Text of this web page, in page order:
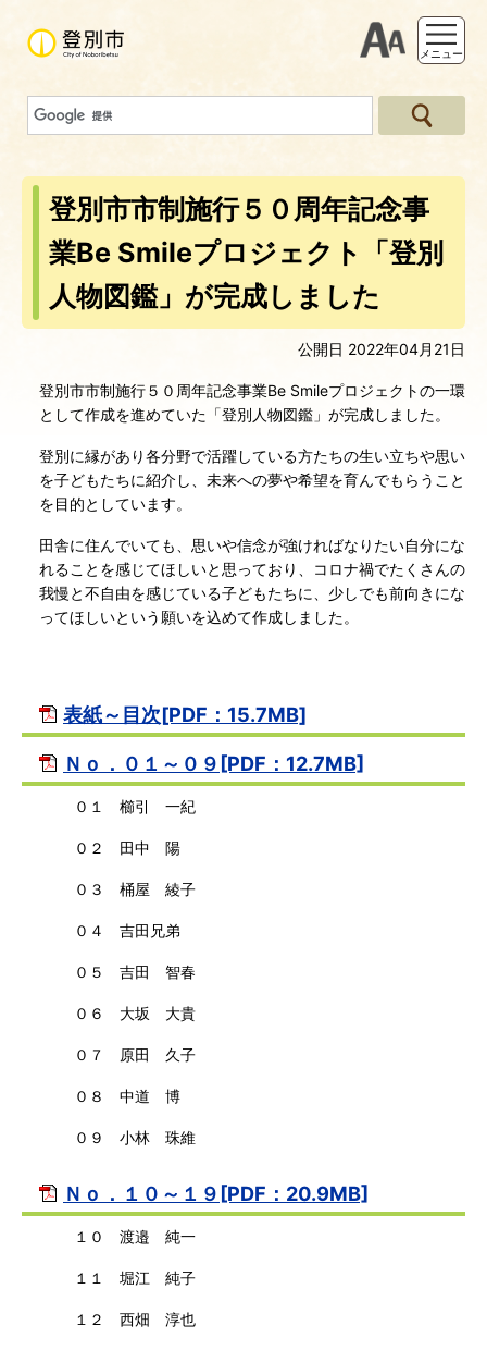
支援ツー
メニュー
登別市市制施行５０周年記念事
業Be Smileプロジェクト「登別
人物図鑑」が完成しました
公開日 2022年04月21日
登別市市制施行５０周年記念事業Be Smileプロジェクトの一環
として作成を進めていた「登別人物図鑑」が完成しました。
登別に縁があり各分野で活躍している方たちの生い立ちや思い
を子どもたちに紹介し、未来への夢や希望を育んでもらうこと
を目的としています。
田舎に住んでいても、思いや信念が強ければなりたい自分にな
れることを感じてほしいと思っており、コロナ禍でたくさんの
我慢と不自由を感じている子どもたちに、少しでも前向きにな
ってほしいという願いを込めて作成しました。
表紙～目次[PDF：15.7MB]
Ｎｏ．０１～０９[PDF：12.7MB]
０１ 櫛引 一紀
０２ 田中 陽
０３ 桶屋 綾子
０４ 吉田兄弟
０５ 吉田 智春
０６ 大坂 大貴
０７ 原田 久子
０８ 中道 博
０９ 小林 珠維
Ｎｏ．１０～１９[PDF：20.9MB]
１０ 渡邉 純一
１１ 堀江 純子
１２ 西畑 淳也